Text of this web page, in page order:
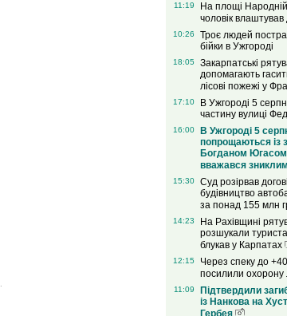
11:19
На площі
чоловік
10:26
Троє людей
бійки в Ужгороді
18:05
Закарпатські
допомагають
лісові пожежі у
17:10
В Ужгороді 5
частину вулиці
16:00
В Ужгороді 5
попрощаються із
Богданом
вважався
15:30
Суд розірвав
будівництво
за понад 155 млн
14:23
На Рахівщині
розшукали
блукав у Карпатах
12:15
Через спеку до
посилили охорону
11:09
Підтвердили
із Нанкова на